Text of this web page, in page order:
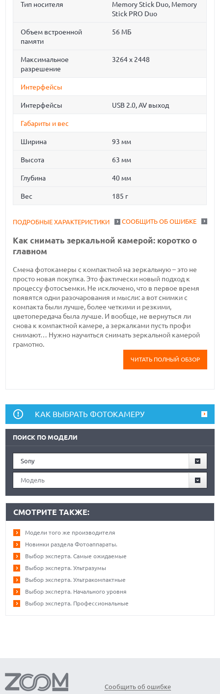
Тип носителя
Memory Stick Duo, Memory
Stick PRO Duo
Объем встроенной
памяти
56 МБ
Максимальное
разрешение
3264 x 2448
Интерфейсы
Интерфейсы USB 2.0, AV выход
Габариты и вес
Ширина 93 мм
Высота 63 мм
Глубина 40 мм
Вес 185 г
СООБЩИТЬ ОБ ОШИБКЕ
ПОДРОБНЫЕ ХАРАКТЕРИСТИКИ
Как снимать зеркальной камерой: коротко о
главном
Смена фотокамеры с компактной на зеркальную – это не
просто новая покупка. Это фактически новый подход к
процессу фотосъемки. Не исключено, что в первое время
появятся одни разочарования и мысли: а вот снимки с
компакта были лучше, более четкими и резкими,
цветопередача была лучше. И вообще, не вернуться ли
снова к компактной камере, а зеркалками пусть профи
снимают… Нужно научиться снимать зеркальной камерой
грамотно.
ЧИТАТЬ ПОЛНЫЙ ОБЗОР
КАК ВЫБРАТЬ ФОТОКАМЕРУ
ПОИСК ПО МОДЕЛИ
Sony
Модель
СМОТРИТЕ ТАКЖЕ:
Модели того же производителя
Новинки раздела Фотоаппараты.
Выбор эксперта. Самые ожидаемые
Выбор эксперта. Ультразумы
Выбор эксперта. Ультракомпактные
Выбор эксперта. Начального уровня
Выбор эксперта. Профессиональные
Сообщить об ошибке